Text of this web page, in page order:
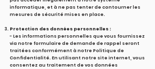
informatique, et à ne pas tenter de contourner les
mesures de sécurité mises en place.
Protection des données personnelles :
- Les informations personnelles que vous fournissez
via notre formulaire de demande de rappel seront
traitées conformément à notre Politique de
Confidentialité. En utilisant notre site internet, vous
consentez au traitement de vos données